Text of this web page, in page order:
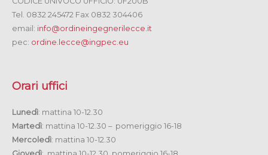
Tel. 0832 245472 Fax 0832 304406
email: info@ordineingegnerilecce.it
pec: ordine.lecce@ingpec.eu
Orari uffici
Lunedì: mattina 10-12.30
Martedì: mattina 10-12.30 – pomeriggio 16-18
Mercoledì: mattina 10-12.30